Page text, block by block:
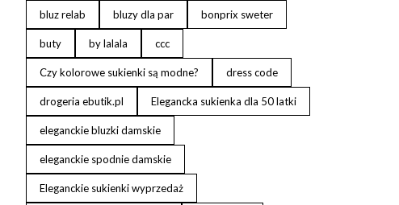
bluz relab bluzy dla par bonprix sweter
buty by lalala ccc
Czy kolorowe sukienki są modne? dress code
drogeria ebutik.pl Elegancka sukienka dla 50 latki
eleganckie bluzki damskie
eleganckie spodnie damskie
Eleganckie sukienki wyprzedaż